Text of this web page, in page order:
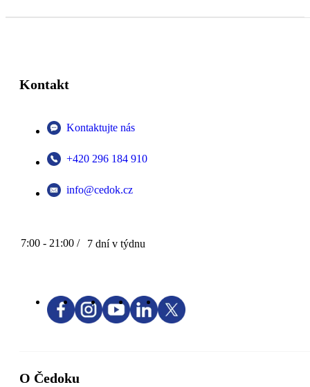
Kontakt
Kontaktujte nás
+420 296 184 910
info@cedok.cz
7:00 - 21:00 / 7 dní v týdnu
O Čedoku